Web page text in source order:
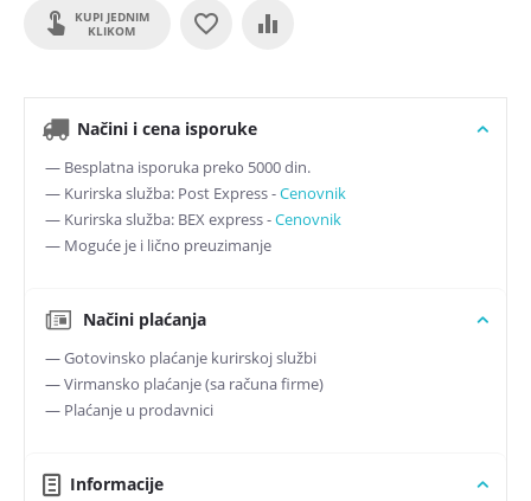
KUPI JEDNIM
KLIKOM
Načini i cena isporuke
— Besplatna isporuka preko 5000 din.
— Kurirska služba: Post Express -Cenovnik
— Kurirska služba: BEX express -Cenovnik
— Moguće je i lično preuzimanje
Načini plaćanja
— Gotovinsko plaćanje kurirskoj službi
— Virmansko plaćanje (sa računa firme)
— Plaćanje u prodavnici
Informacije